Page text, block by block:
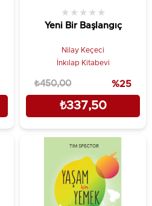
Yeni Bir Başlangıç
★ ★ ★ ★ ★
Nilay Keçeci
İnkılap Kitabevi
₺337,50
₺450,00 %25